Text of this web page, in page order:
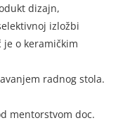
dizajn,
izložbi
je o keramičkim
radnog stola.
mentorstvom doc.